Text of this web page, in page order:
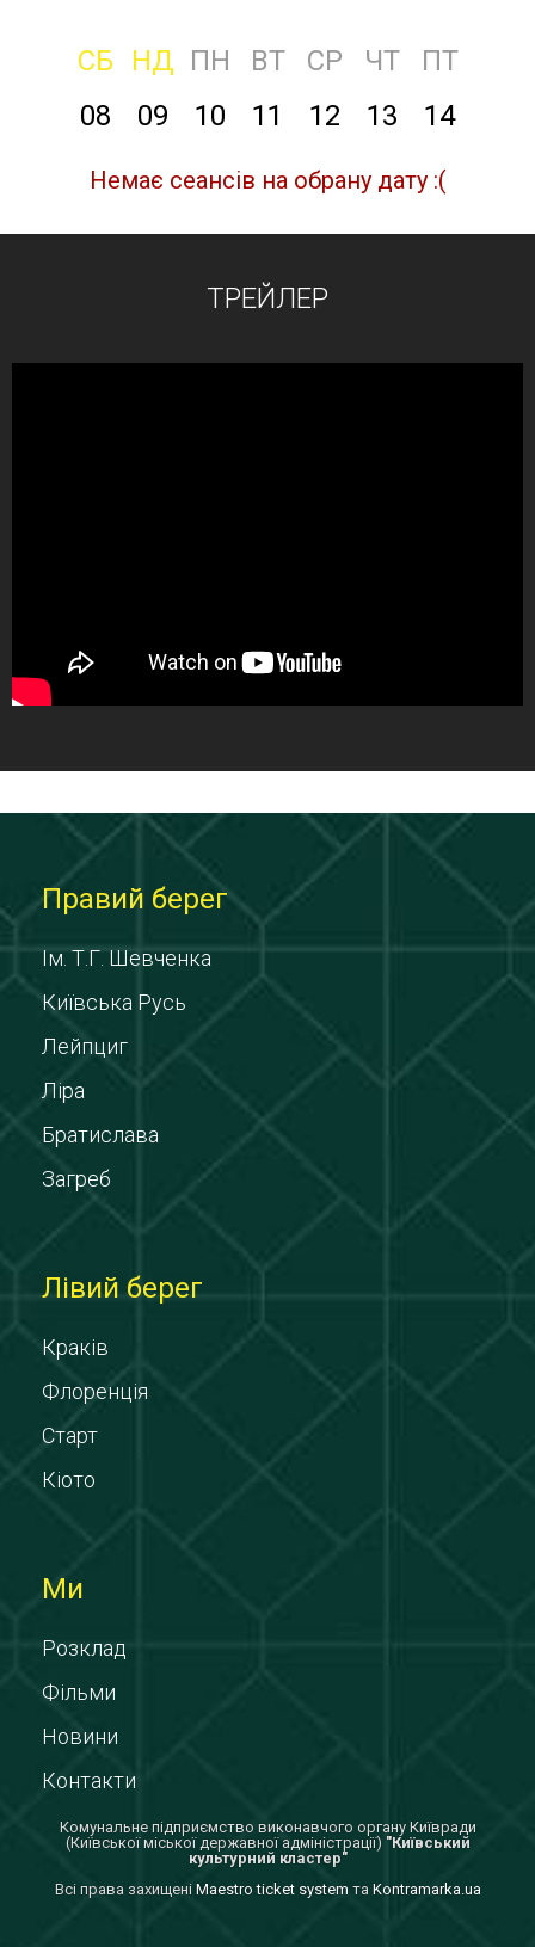
СБ НД ПН ВТ СР ЧТ
ПТ
08
09 10 11 12 13 14
Немає сеансів на обрану дату :(
ТРЕЙЛЕР
Правий берег
Ім. Т.Г. Шевченка
Київська Русь
Лейпциг
Ліра
Братислава
Загреб
Лівий берег
Краків
Флоренція
Старт
Кіото
Ми
Розклад
Фільми
Новини
Контакти
Комунальне підприємство виконавчого органу Київради
(Київської міської державної адміністрації) "Київський
культурний кластер"
Всi права захищенi Maestro ticket system та Kontramarka.ua